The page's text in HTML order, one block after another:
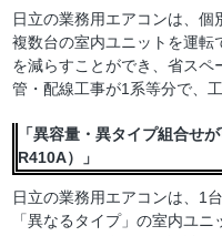
日立の業務用エアコンは、
複数台の室内ユニットを運転
を減らすことができ、省ス
管・配線工事が1系等分で、
「異容量・異タイプ組合せ
R410A）」
日立の業務用エアコンは、1
「異なるタイプ」の室内ユ